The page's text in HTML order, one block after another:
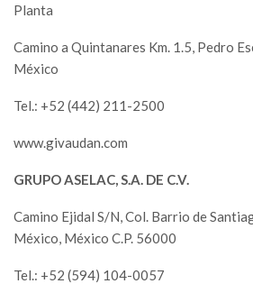
Planta
Camino a Quintanares Km. 1.5, Pedro
México
Tel.: +52 (442) 211-2500
www.givaudan.com
GRUPO ASELAC, S.A. DE C.V.
Camino Ejidal S/N, Col. Barrio de
México, México C.P. 56000
Tel.: +52 (594) 104-0057